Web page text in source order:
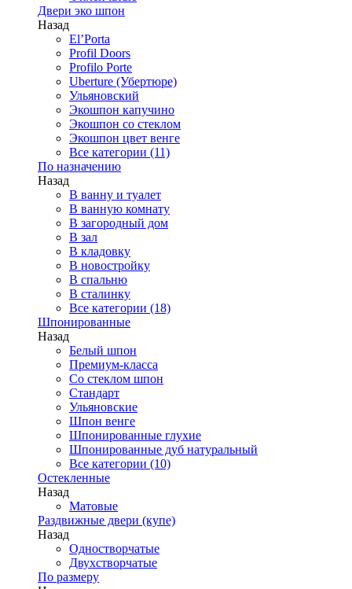
Двери эко шпон
Назад
El’Porta
Profil Doors
Profilo Porte
Uberture (Убертюре)
Ульяновский
Экошпон капучино
Экошпон со стеклом
Экошпон цвет венге
Все категории (11)
По назначению
Назад
В ванну и туалет
В ванную комнату
В загородный дом
В зал
В кладовку
В новостройку
В спальню
В сталинку
Все категории (18)
Шпонированные
Назад
Белый шпон
Премиум-класса
Со стеклом шпон
Стандарт
Ульяновские
Шпон венге
Шпонированные глухие
Шпонированные дуб натуральный
Все категории (10)
Остекленные
Назад
Матовые
Раздвижные двери (купе)
Назад
Одностворчатые
Двухстворчатые
По размеру